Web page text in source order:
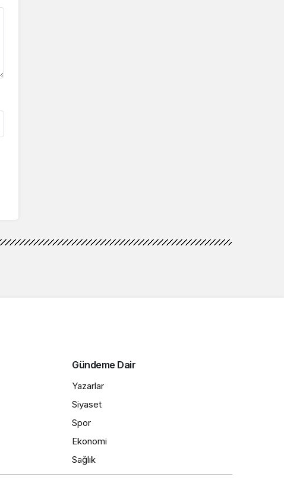
Gündeme Dair
Yazarlar
Siyaset
Spor
Ekonomi
Sağlık